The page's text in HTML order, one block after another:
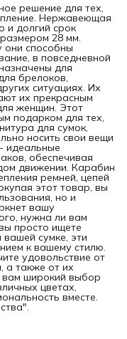
решение для тех,
Нержавеющая
и долгий срок
28 мм.
они способны
в повседневной
для
брелоков,
ситуациях. Их
их прекрасным
женщин. Этот
подарком для тех,
для сумок,
носить свои вещи
идеальные
обеспечивая
движении. Карабин
ремней, цепей
этот товар, вы
но и
вашу
нужна ли вам
просто ищете
сумке, эти
к вашему стилю.
удовольствие от
а также от их
вам широкий выбор
цветах,
вместе.